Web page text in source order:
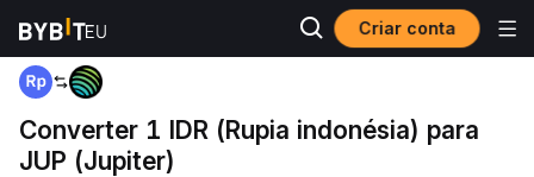
Criar conta
Página inicial
Converter 1 IDR (Rupia indonésia) para
JUP (Jupiter)